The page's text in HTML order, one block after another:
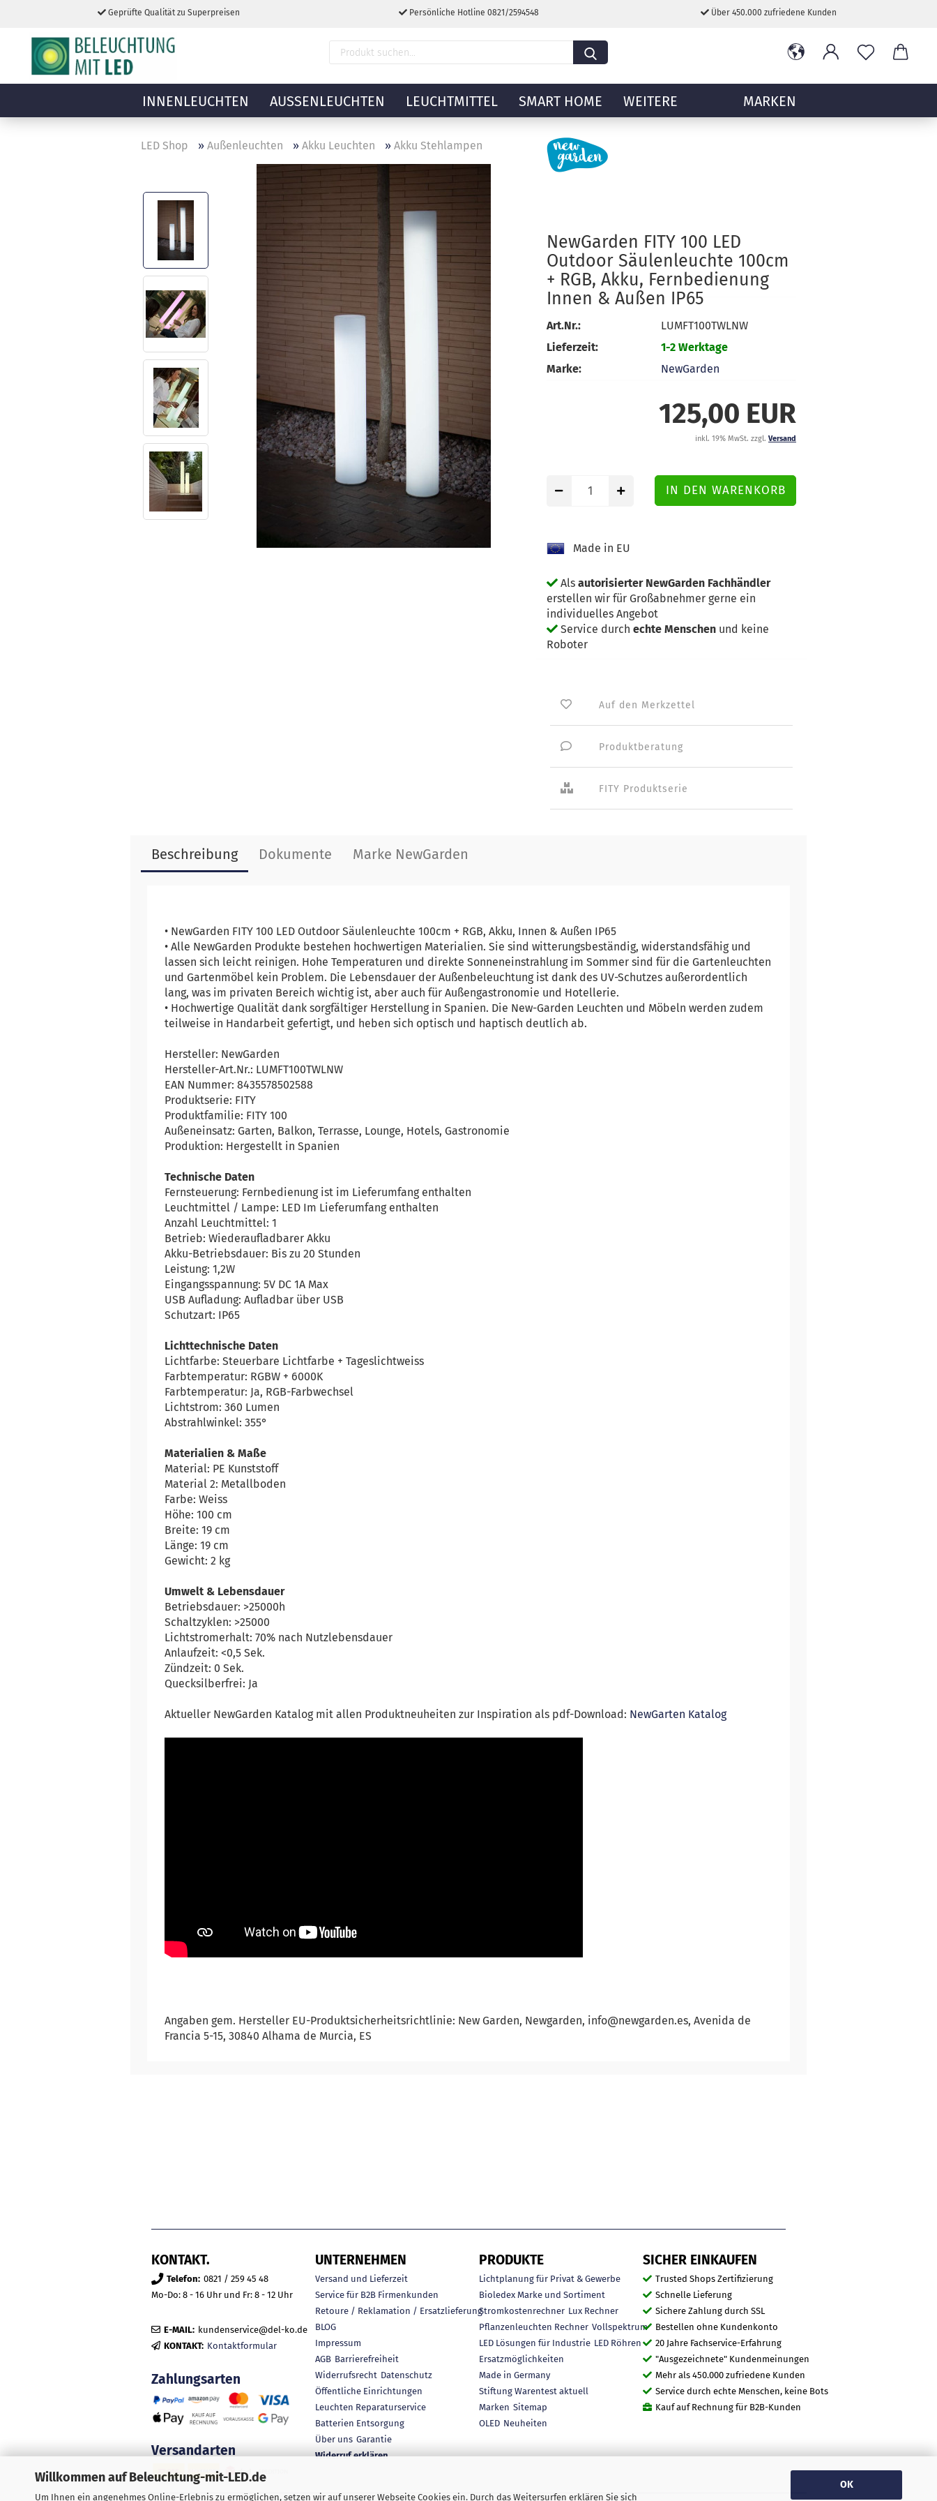
Willkommen auf Beleuchtung-mit-LED.de
Um Ihnen ein angenehmes Online-Erlebnis zu ermöglichen, setzen wir auf unserer Webseite Cookies ein. Durch das Weitersurfen erklären Sie sich
OK
Geprüfte Qualität zu Superpreisen Persönliche Hotline 0821/2594548 Über 450.000 zufriedene Kunden
INNENLEUCHTEN AUSSENLEUCHTEN LEUCHTMITTEL SMART HOME MARKEN
WEITERE
LED Shop » Außenleuchten » Akku Leuchten » Akku Stehlampen
NewGarden FITY 100 LED
Outdoor Säulenleuchte 100cm
+ RGB, Akku, Fernbedienung
Innen & Außen IP65
Art.Nr.:
LUMFT100TWLNW
Lieferzeit:
1-2 Werktage
Marke:
NewGarden
125,00 EUR
inkl. 19% MwSt. zzgl. Versand
Made in EU
Als autorisierter NewGarden Fachhändler
erstellen wir für Großabnehmer gerne ein
individuelles Angebot
Service durch echte Menschen und keine
Roboter
Auf den Merkzettel
Produktberatung
FITY Produktserie
Beschreibung Dokumente Marke NewGarden
• NewGarden FITY 100 LED Outdoor Säulenleuchte 100cm + RGB, Akku, Innen & Außen IP65
• Alle NewGarden Produkte bestehen hochwertigen Materialien. Sie sind witterungsbeständig, widerstandsfähig und
lassen sich leicht reinigen. Hohe Temperaturen und direkte Sonneneinstrahlung im Sommer sind für die Gartenleuchten
und Gartenmöbel kein Problem. Die Lebensdauer der Außenbeleuchtung ist dank des UV-Schutzes außerordentlich
lang, was im privaten Bereich wichtig ist, aber auch für Außengastronomie und Hotellerie.
• Hochwertige Qualität dank sorgfältiger Herstellung in Spanien. Die New-Garden Leuchten und Möbeln werden zudem
teilweise in Handarbeit gefertigt, und heben sich optisch und haptisch deutlich ab.
Hersteller: NewGarden
Hersteller-Art.Nr.: LUMFT100TWLNW
EAN Nummer: 8435578502588
Produktserie: FITY
Produktfamilie: FITY 100
Außeneinsatz: Garten, Balkon, Terrasse, Lounge, Hotels, Gastronomie
Produktion: Hergestellt in Spanien
Technische Daten
Fernsteuerung: Fernbedienung ist im Lieferumfang enthalten
Leuchtmittel / Lampe: LED Im Lieferumfang enthalten
Anzahl Leuchtmittel: 1
Betrieb: Wiederaufladbarer Akku
Akku-Betriebsdauer: Bis zu 20 Stunden
Leistung: 1,2W
Eingangsspannung: 5V DC 1A Max
USB Aufladung: Aufladbar über USB
Schutzart: IP65
Lichttechnische Daten
Lichtfarbe: Steuerbare Lichtfarbe + Tageslichtweiss
Farbtemperatur: RGBW + 6000K
Farbtemperatur: Ja, RGB-Farbwechsel
Lichtstrom: 360 Lumen
Abstrahlwinkel: 355°
Materialien & Maße
Material: PE Kunststoff
Material 2: Metallboden
Farbe: Weiss
Höhe: 100 cm
Breite: 19 cm
Länge: 19 cm
Gewicht: 2 kg
Umwelt & Lebensdauer
Betriebsdauer: >25000h
Schaltzyklen: >25000
Lichtstromerhalt: 70% nach Nutzlebensdauer
Anlaufzeit: <0,5 Sek.
Zündzeit: 0 Sek.
Quecksilberfrei: Ja
Aktueller NewGarden Katalog mit allen Produktneuheiten zur Inspiration als pdf-Download: NewGarten Katalog
Angaben gem. Hersteller EU-Produktsicherheitsrichtlinie: New Garden, Newgarden, info@newgarden.es, Avenida de
Francia 5-15, 30840 Alhama de Murcia, ES
KONTAKT.
Telefon: 0821 / 259 45 48
Mo-Do: 8 - 16 Uhr und Fr: 8 - 12 Uhr
E-MAIL: kundenservice@del-ko.de
KONTAKT: Kontaktformular
Zahlungsarten
Versandarten
UNTERNEHMEN
Versand und Lieferzeit
Service für B2B Firmenkunden
Retoure / Reklamation / Ersatzlieferung
BLOG
Impressum
AGB Barrierefreiheit
Widerrufsrecht Datenschutz
Öffentliche Einrichtungen
Leuchten Reparaturservice
Batterien Entsorgung
Über uns Garantie
Widerruf erklären
PRODUKTE
Lichtplanung für Privat & Gewerbe
Bioledex Marke und Sortiment
Stromkostenrechner Lux Rechner
Pflanzenleuchten Rechner Vollspektrum
LED Lösungen für Industrie LED Röhren
Ersatzmöglichkeiten
Made in Germany
Stiftung Warentest aktuell
Marken Sitemap
OLED Neuheiten
SICHER EINKAUFEN
Trusted Shops Zertifizierung
Schnelle Lieferung
Sichere Zahlung durch SSL
Bestellen ohne Kundenkonto
20 Jahre Fachservice-Erfahrung
"Ausgezeichnete" Kundenmeinungen
Mehr als 450.000 zufriedene Kunden
Service durch echte Menschen, keine Bots
Kauf auf Rechnung für B2B-Kunden